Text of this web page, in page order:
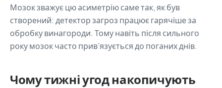
Мозок зважує цю асиметрію саме так, як був
створений: детектор загроз працює гарячіше за
обробку винагороди. Тому навіть після сильного
року мозок часто прив’язується до поганих днів.
Чому тижні угод накопичують